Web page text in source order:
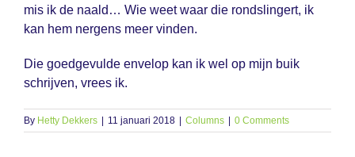
mis ik de naald… Wie weet waar die rondslingert, ik
kan hem nergens meer vinden.
Die goedgevulde envelop kan ik wel op mijn buik
schrijven, vrees ik.
By Hetty Dekkers 11 januari 2018 Columns 0 Comments